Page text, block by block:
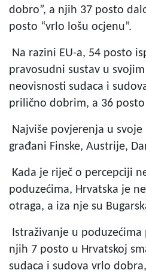
dobro”, a njih 37 posto
posto “vrlo lošu ocjenu”.
Na razini EU-a, 54 posto
pravosudni sustav u
neovisnosti sudaca i
prilično dobrim, a 36
Najviše povjerenja u
građani Finske, Austrije,
Kada je riječ o percepciji
poduzećima, Hrvatska je
otraga, a iza nje su
Istraživanje u
njih 7 posto u Hrvatskoj
sudaca i sudova vrlo